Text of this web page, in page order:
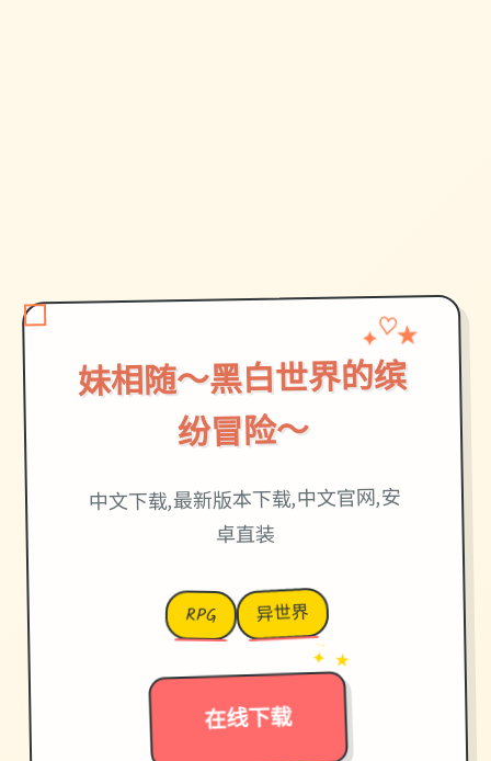
妹相随～黑白世界的缤
纷冒险～
✦ ♡ ★
中文下载,最新版本下载,中文官网,安
卓直装
RPG 异世界
在线下载
→
✦ ★